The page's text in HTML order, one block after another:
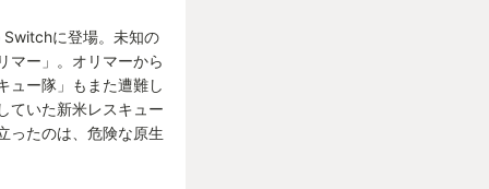
Switchに登場。未知の
マー」。オリマーから
ュー隊」もまた遭難し
ていた新米レスキュー
ったのは、危険な原生